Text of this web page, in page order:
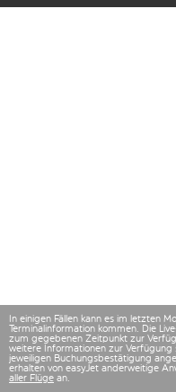
In einigen Fällen kann es im letzten
Terminalinformation kommen. Die
zum gegebenen Zeitpunkt zur
weitere Informationen zur Verfügung
jeweiligen Buchungsbestätigung
erhalten von easyJet anderweitige
aller Flüge an.